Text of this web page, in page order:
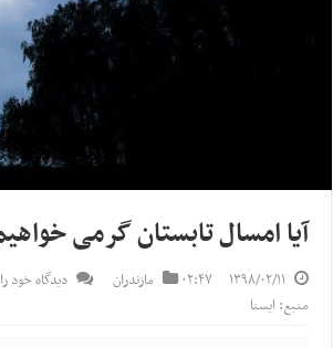
آیا امسال تابستان گرمی
۱۳۹۸/۰۲/۱۱ ۰۲:۴۷ مازندران
دیدگاه خود
منبع: ایسنا